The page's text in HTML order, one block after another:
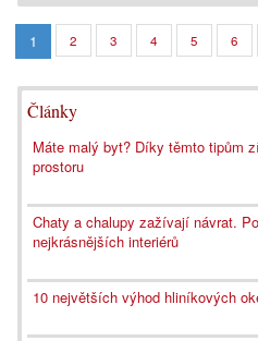
1 2 3 4 5 6
Články
Máte malý byt? Díky těmto tipům
prostoru
Chaty a chalupy zažívají návrat.
nejkrásnějších interiérů
10 největších výhod hliníkových